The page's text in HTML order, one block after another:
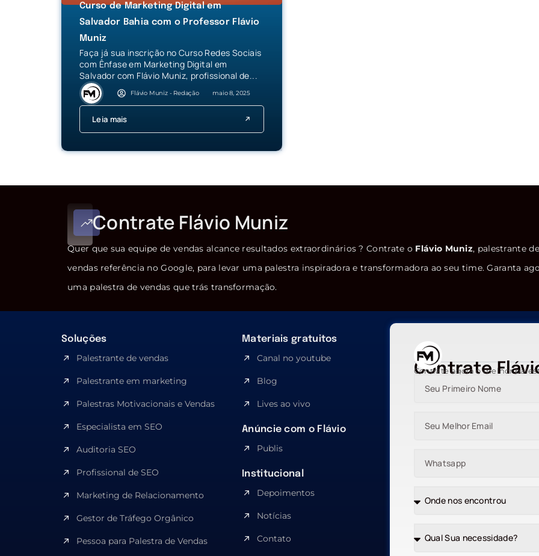
Curso de Marketing Digital em
Salvador Bahia com o Professor Flávio
Muniz
Faça já sua inscrição no Curso Redes Sociais
com Ênfase em Marketing Digital em
Salvador com Flávio Muniz, profissional de...
Flávio Muniz - Redação maio 8, 2025
Leia mais
Contrate Flávio Muniz
Quer que sua equipe de vendas alcance resultados extraordinários ? Contrate o Flávio Muniz, palestrante de
vendas referência no Google, para levar uma palestra inspiradora e transformadora ao seu time. Garanta
uma palestra de vendas que trás transformação.
Soluções
Palestrante de vendas
Palestrante em marketing
Palestras Motivacionais e Vendas
Especialista em SEO​
Auditoria SEO
Profissional de SEO
Marketing de Relacionamento
Gestor de Tráfego Orgânico
Pessoa para Palestra de Vendas
Materiais gratuitos
Canal no youtube
Blog
Lives ao vivo
Anúncie com o Flávio
Publis
Institucional
Depoimentos
Notícias
Contato
Contrate
Contrate agora o melhor